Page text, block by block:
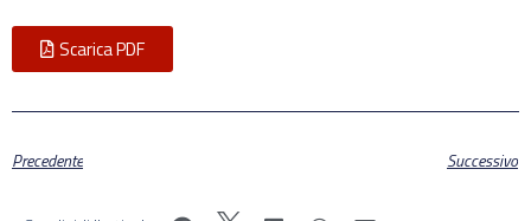
Scarica PDF
Precedente Successivo